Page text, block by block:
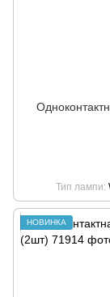
Тип лампи
НОВИНКА